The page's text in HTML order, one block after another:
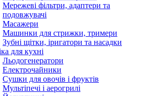
Мережеві фільтри, адаптери та
подовжувачі
Масажери
Машинки для стрижки, тримери
Зубні щітки, іригатори та насадки
для кухні
Льодогенератори
Електрочайники
Сушки для овочів і фруктів
Мультіпечі і аерогрилі